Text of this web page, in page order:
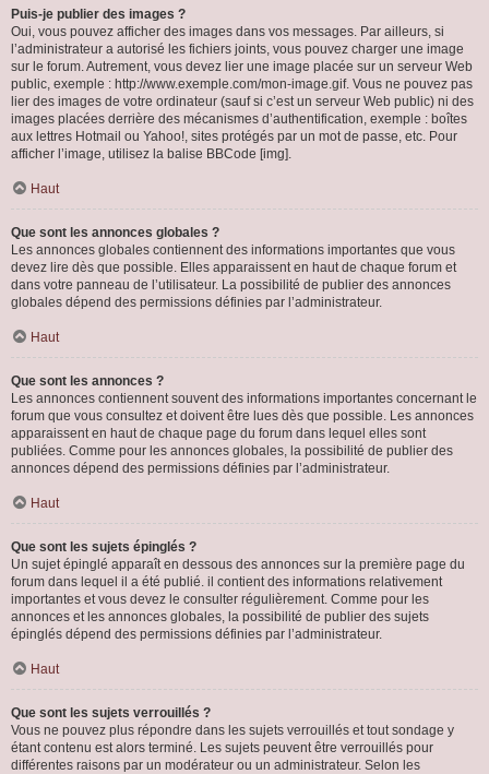
Puis-je publier des images ?
Oui, vous pouvez afficher des images dans vos messages. Par ailleurs, si
l’administrateur a autorisé les fichiers joints, vous pouvez charger une image
sur le forum. Autrement, vous devez lier une image placée sur un serveur Web
public, exemple : http://www.exemple.com/mon-image.gif. Vous ne pouvez pas
lier des images de votre ordinateur (sauf si c’est un serveur Web public) ni des
images placées derrière des mécanismes d’authentification, exemple : boîtes
aux lettres Hotmail ou Yahoo!, sites protégés par un mot de passe, etc. Pour
afficher l’image, utilisez la balise BBCode [img].
Haut
Que sont les annonces globales ?
Les annonces globales contiennent des informations importantes que vous
devez lire dès que possible. Elles apparaissent en haut de chaque forum et
dans votre panneau de l’utilisateur. La possibilité de publier des annonces
globales dépend des permissions définies par l’administrateur.
Haut
Que sont les annonces ?
Les annonces contiennent souvent des informations importantes concernant le
forum que vous consultez et doivent être lues dès que possible. Les annonces
apparaissent en haut de chaque page du forum dans lequel elles sont
publiées. Comme pour les annonces globales, la possibilité de publier des
annonces dépend des permissions définies par l’administrateur.
Haut
Que sont les sujets épinglés ?
Un sujet épinglé apparaît en dessous des annonces sur la première page du
forum dans lequel il a été publié. il contient des informations relativement
importantes et vous devez le consulter régulièrement. Comme pour les
annonces et les annonces globales, la possibilité de publier des sujets
épinglés dépend des permissions définies par l’administrateur.
Haut
Que sont les sujets verrouillés ?
Vous ne pouvez plus répondre dans les sujets verrouillés et tout sondage y
étant contenu est alors terminé. Les sujets peuvent être verrouillés pour
différentes raisons par un modérateur ou un administrateur. Selon les